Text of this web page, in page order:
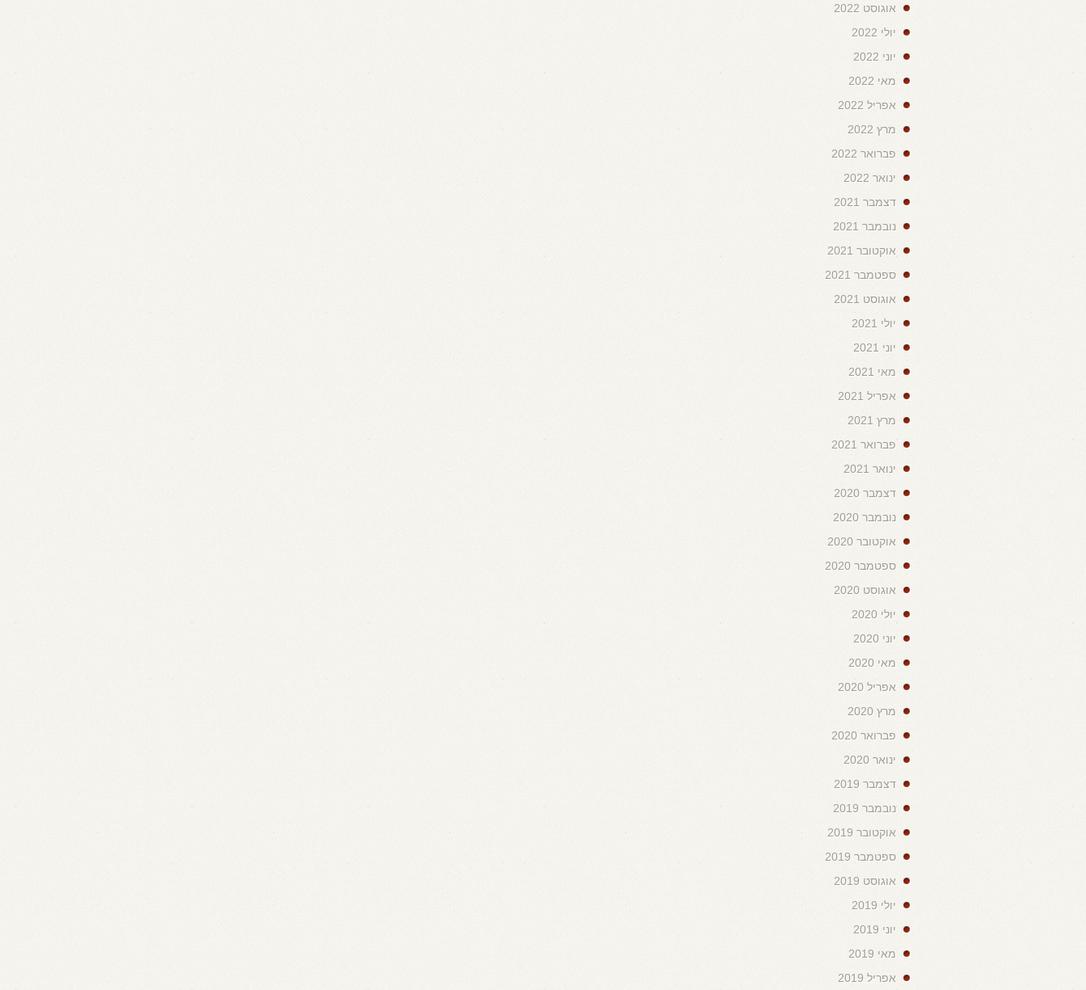
אוגוסט 2022
יולי 2022
יוני 2022
מאי 2022
אפריל 2022
מרץ 2022
פברואר 2022
ינואר 2022
דצמבר 2021
נובמבר 2021
אוקטובר 2021
ספטמבר 2021
אוגוסט 2021
יולי 2021
יוני 2021
מאי 2021
אפריל 2021
מרץ 2021
פברואר 2021
ינואר 2021
דצמבר 2020
נובמבר 2020
אוקטובר 2020
ספטמבר 2020
אוגוסט 2020
יולי 2020
יוני 2020
מאי 2020
אפריל 2020
מרץ 2020
פברואר 2020
ינואר 2020
דצמבר 2019
נובמבר 2019
אוקטובר 2019
ספטמבר 2019
אוגוסט 2019
יולי 2019
יוני 2019
מאי 2019
אפריל 2019